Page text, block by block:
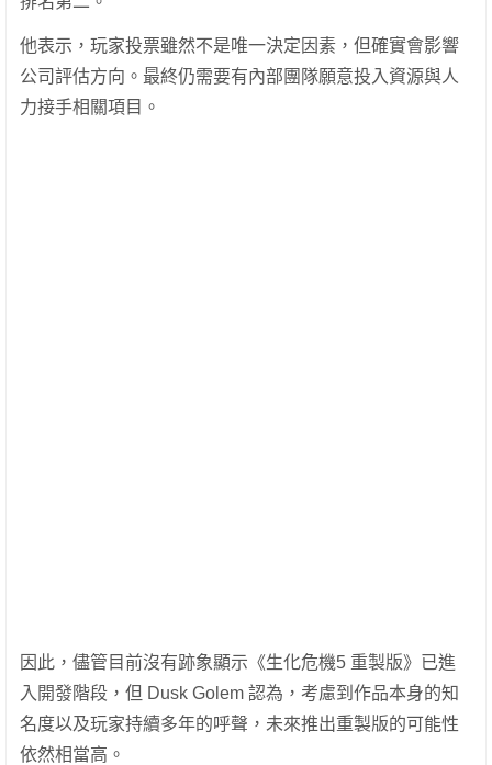
他表示，玩家投票雖然不是唯一決定因素，但確實會影響
公司評估方向。最終仍需要有內部團隊願意投入資源與人
力接手相關項目。
因此，儘管目前沒有跡象顯示《生化危機5 重製版》已進
入開發階段，但 Dusk Golem 認為，考慮到作品本身的知
名度以及玩家持續多年的呼聲，未來推出重製版的可能性
依然相當高。